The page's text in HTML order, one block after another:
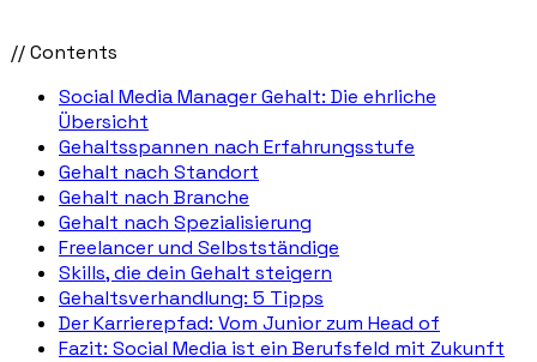
// Contents
Social Media Manager Gehalt: Die ehrliche
Übersicht
Gehaltsspannen nach Erfahrungsstufe
Gehalt nach Standort
Gehalt nach Branche
Gehalt nach Spezialisierung
Freelancer und Selbstständige
Skills, die dein Gehalt steigern
Gehaltsverhandlung: 5 Tipps
Der Karrierepfad: Vom Junior zum Head of
Fazit: Social Media ist ein Berufsfeld mit Zukunft